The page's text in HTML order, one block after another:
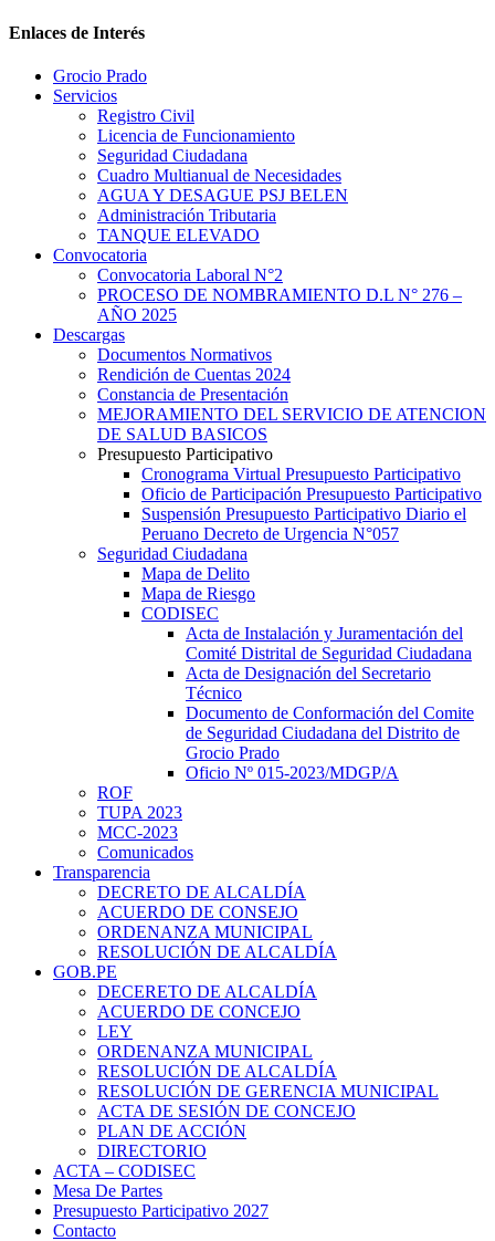
Enlaces de Interés
Grocio Prado
Servicios
Registro Civil
Licencia de Funcionamiento
Seguridad Ciudadana
Cuadro Multianual de Necesidades
AGUA Y DESAGUE PSJ BELEN
Administración Tributaria
TANQUE ELEVADO
Convocatoria
Convocatoria Laboral N°2
PROCESO DE NOMBRAMIENTO D.L N° 276 –
AÑO 2025
Descargas
Documentos Normativos
Rendición de Cuentas 2024
Constancia de Presentación
MEJORAMIENTO DEL SERVICIO DE ATENCION
DE SALUD BASICOS
Presupuesto Participativo
Cronograma Virtual Presupuesto Participativo
Oficio de Participación Presupuesto Participativo
Suspensión Presupuesto Participativo Diario el
Peruano Decreto de Urgencia N°057
Seguridad Ciudadana
Mapa de Delito
Mapa de Riesgo
CODISEC
Acta de Instalación y Juramentación del
Comité Distrital de Seguridad Ciudadana
Acta de Designación del Secretario
Técnico
Documento de Conformación del Comite
de Seguridad Ciudadana del Distrito de
Grocio Prado
Oficio Nº 015-2023/MDGP/A
ROF
TUPA 2023
MCC-2023
Comunicados
Transparencia
DECRETO DE ALCALDÍA
ACUERDO DE CONSEJO
ORDENANZA MUNICIPAL
RESOLUCIÓN DE ALCALDÍA
GOB.PE
DECERETO DE ALCALDÍA
ACUERDO DE CONCEJO
LEY
ORDENANZA MUNICIPAL
RESOLUCIÓN DE ALCALDÍA
RESOLUCIÓN DE GERENCIA MUNICIPAL
ACTA DE SESIÓN DE CONCEJO
PLAN DE ACCIÓN
DIRECTORIO
ACTA – CODISEC
Mesa De Partes
Presupuesto Participativo 2027
Contacto